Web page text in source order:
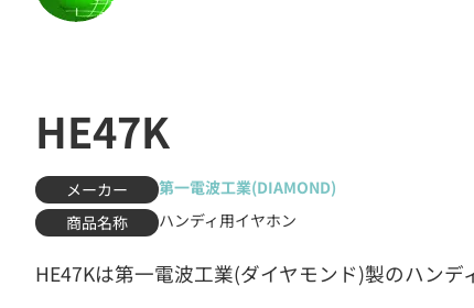
HE47K
メーカー
第一電波工業(DIAMOND)
商品名称
ハンディ用イヤホン
HE47Kは第一電波工業(ダイヤモンド)製のハンデ